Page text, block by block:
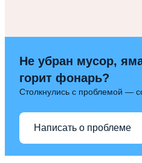
Не убран мусор,
горит фонарь?
Столкнулись с проблемой —
Написать о проблеме